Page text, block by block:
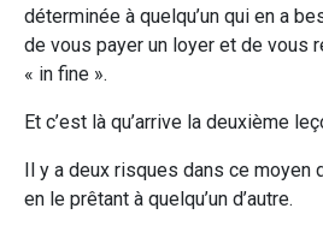
déterminée à quelqu’un qui en a
de vous payer un loyer et de vous
« in fine ».
Et c’est là qu’arrive la deuxième
Il y a deux risques dans ce moyen
en le prêtant à quelqu’un d’autre.